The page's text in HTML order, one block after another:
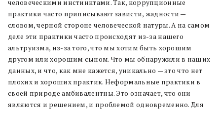
человеческими инстинктами. Так, коррупционные
практики часто приписывают зависти, жадности —
словом, черной стороне человеческой натуры. А на самом
деле эти практики часто происходят из-за нашего
альтруизма, из-за того, что мы хотим быть хорошим
другом или хорошим сыном. Что мы обнаружили в наших
данных, и что, как мне кажется, уникально — это что нет
плохих и хороших практик. Неформальные практики в
своей природе амбивалентны. Это означает, что они
являются и решением, и проблемой одновременно. Для